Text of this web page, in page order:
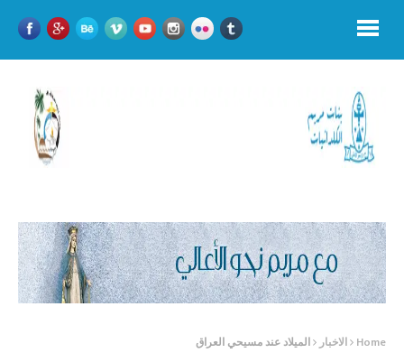
Home الاخبار الميلاد عند مسيحي العراق